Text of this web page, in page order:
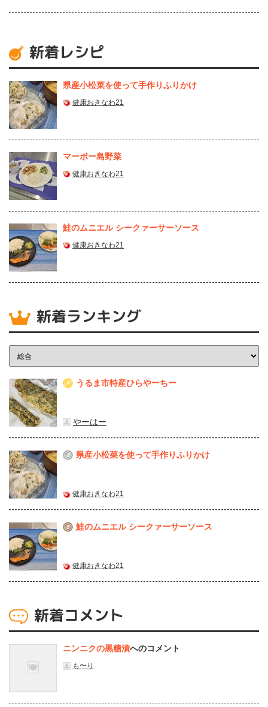
新着レシピ
県産⼩松菜を使って⼿作りふりかけ
健康おきなわ21
マーボー島野菜
健康おきなわ21
鮭のムニエル シークァーサーソース
健康おきなわ21
新着ランキング
1 うるま市特産ひらやーちー
やーはー
2 県産⼩松菜を使って⼿作りふりかけ
健康おきなわ21
3 鮭のムニエル シークァーサーソース
健康おきなわ21
新着コメント
ニンニクの黒糖漬へのコメント
も〜り